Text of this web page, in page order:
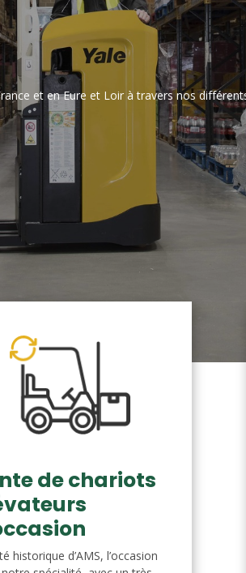
et en Eure et Loir à travers nos
de chariots
historique d’AMS, l’occasion